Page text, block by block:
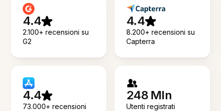
4.4
2.100+ recensioni su
G2
4.4
8.200+ recensioni su
Capterra
4.4
73.000+ recensioni
248 Mln
Utenti registrati